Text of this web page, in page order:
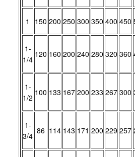
1 150 200 250 300 350 400 450
1-
1/4
120 160 200 240 280 320 360
1-
1/2
100 133 167 200 233 267 300
1-
3/4
86 114 143 171 200 229 257